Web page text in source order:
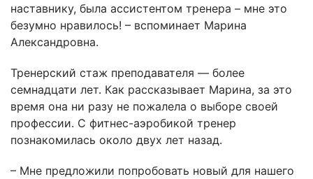
наставнику, была ассистентом тренера – мне это
безумно нравилось! – вспоминает Марина
Александровна.
Тренерский стаж преподавателя — более
семнадцати лет. Как рассказывает Марина, за это
время она ни разу не пожалела о выборе своей
профессии. С фитнес-аэробикой тренер
познакомилась около двух лет назад.
– Мне предложили попробовать новый для нашего